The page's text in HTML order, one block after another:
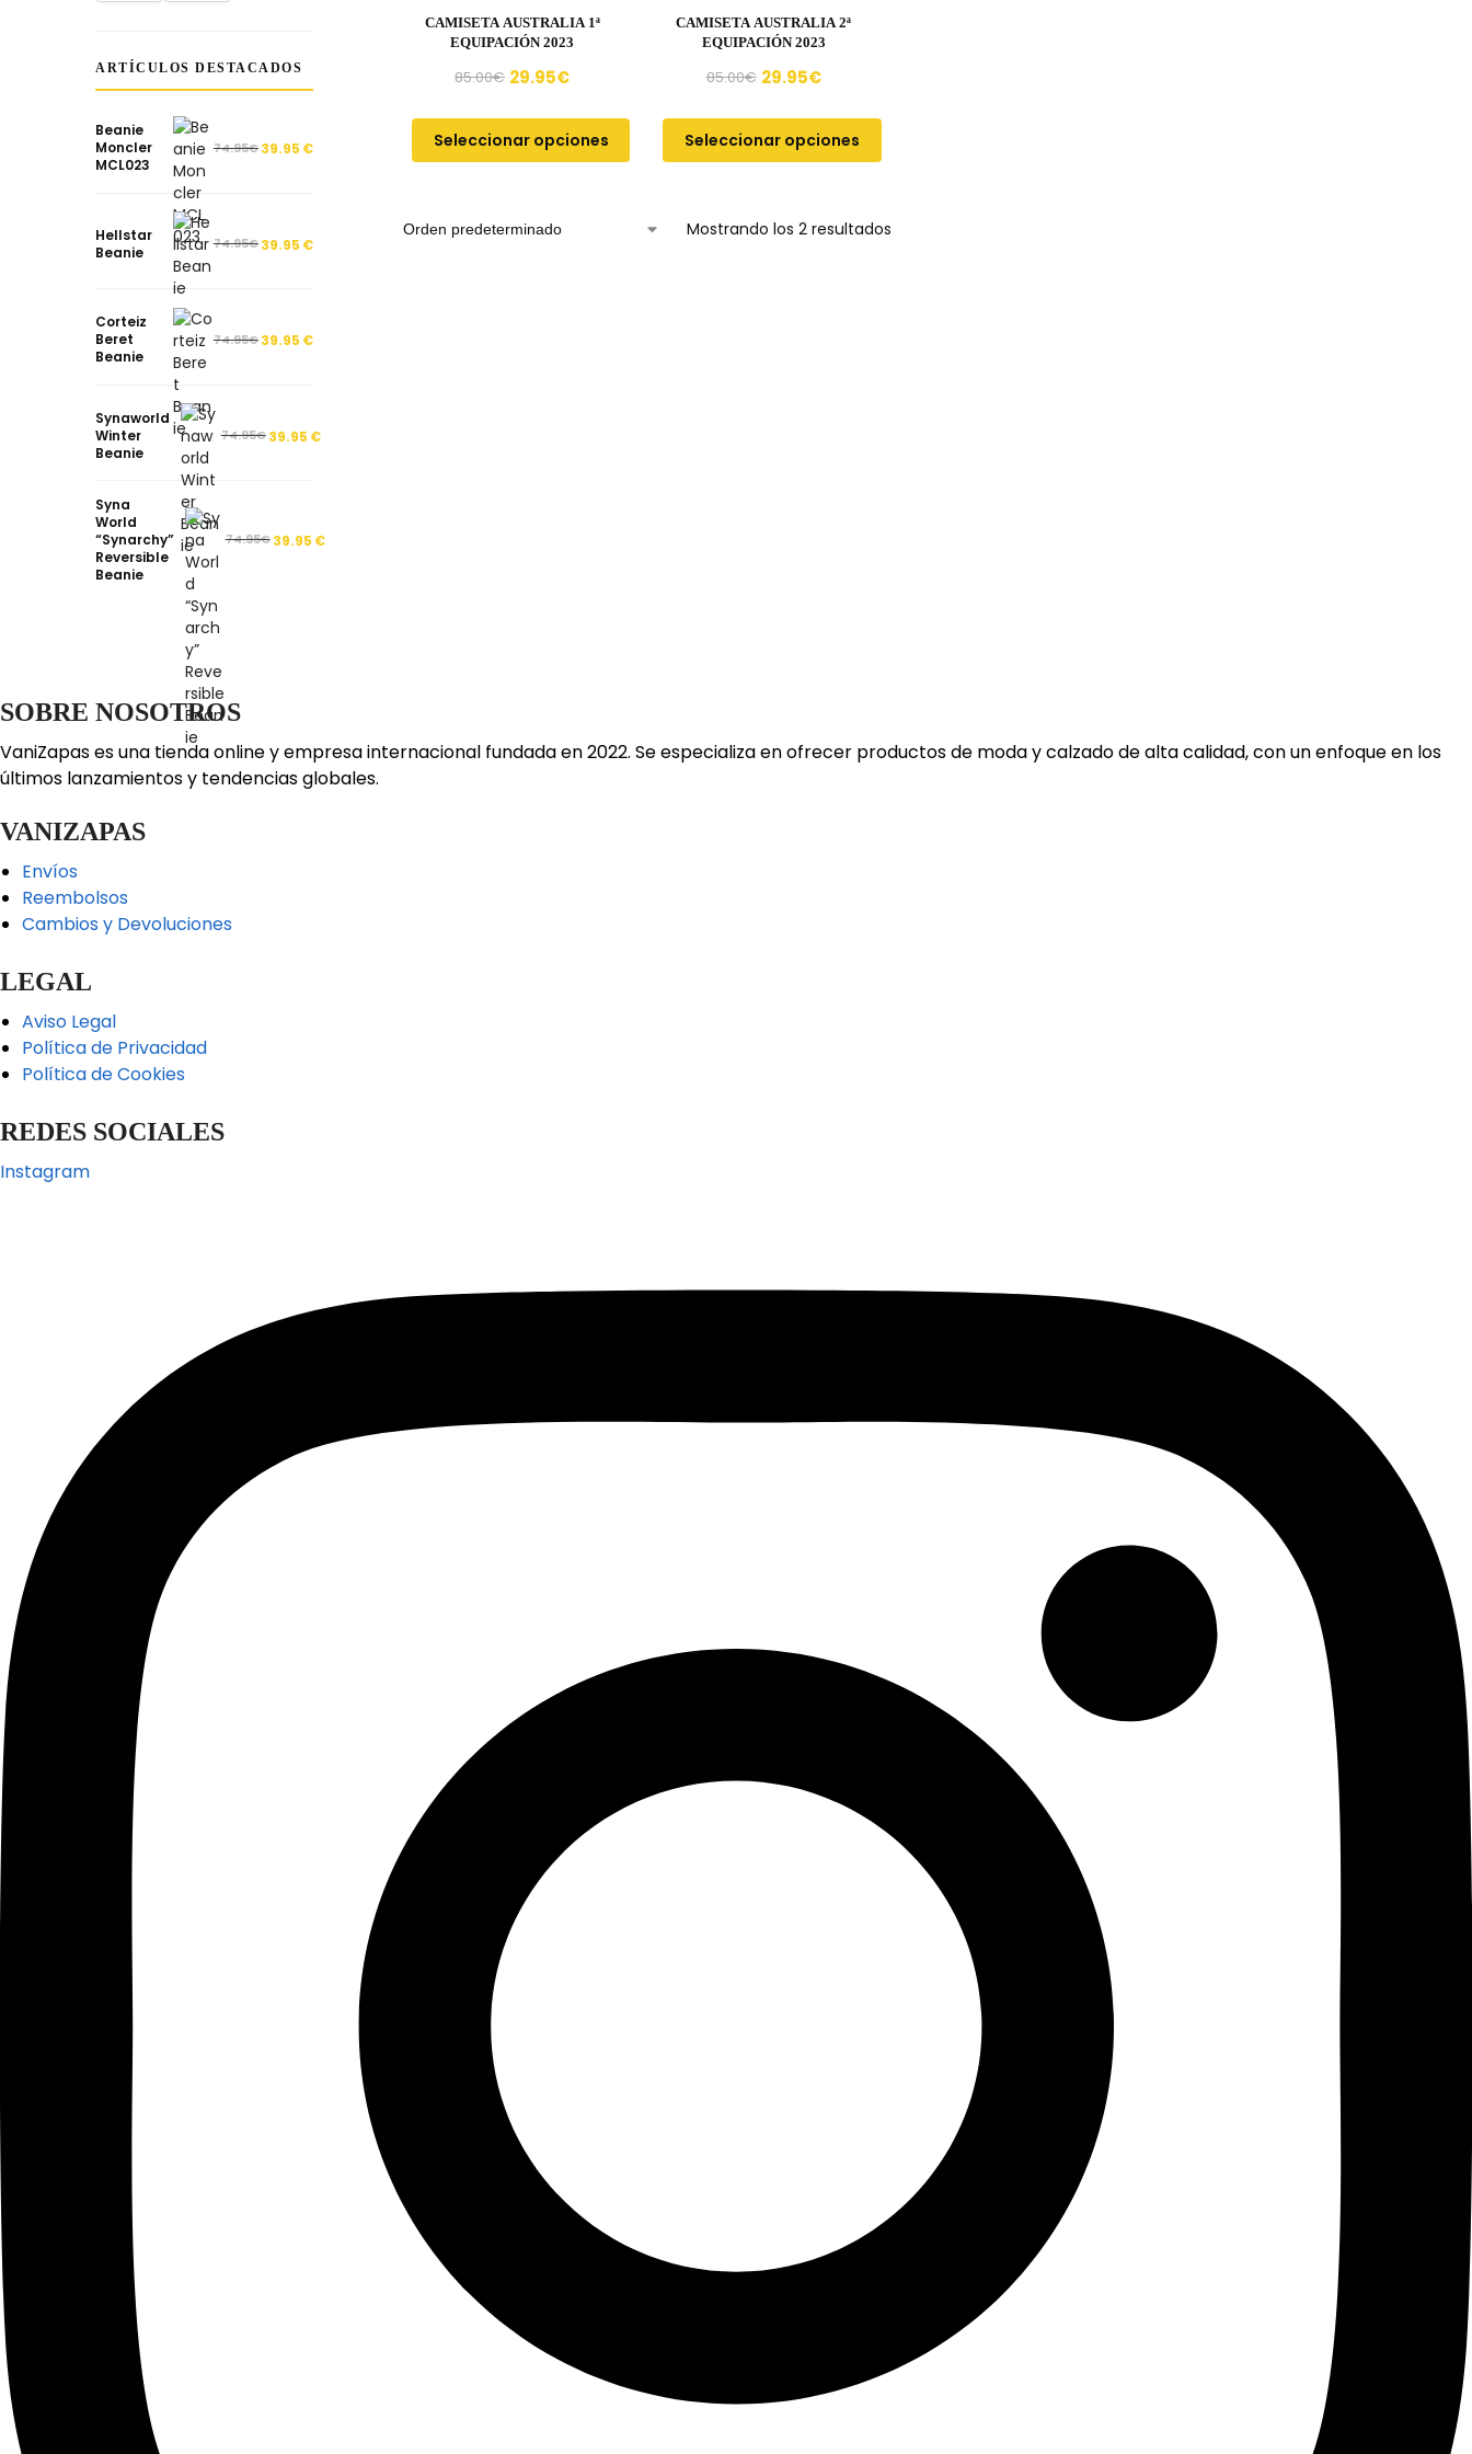
CAMISETA AUSTRALIA 1ª
EQUIPACIÓN 2023
85.00€ 29.95€
Seleccionar opciones
CAMISETA AUSTRALIA 2ª
EQUIPACIÓN 2023
85.00€ 29.95€
Seleccionar opciones
Mostrando los 2 resultados
ARTÍCULOS DESTACADOS
Beanie
Moncler
MCL023
74.95€39.95 €
Hellstar
Beanie
74.95€39.95 €
Corteiz
Beret
Beanie
74.95€39.95 €
Synaworld
Winter
Beanie
74.95€ 39.95 €
Syna
World
“Synarchy”
Reversible
Beanie
74.95€ 39.95 €
SOBRE NOSOTROS
VaniZapas es una tienda online y empresa internacional fundada en 2022. Se especializa en ofrecer productos de moda y calzado de alta calidad, con un enfoque en los
últimos lanzamientos y tendencias globales.
VANIZAPAS
Envíos
Reembolsos
Cambios y Devoluciones
LEGAL
Aviso Legal
Política de Privacidad
Política de Cookies
REDES SOCIALES
Instagram